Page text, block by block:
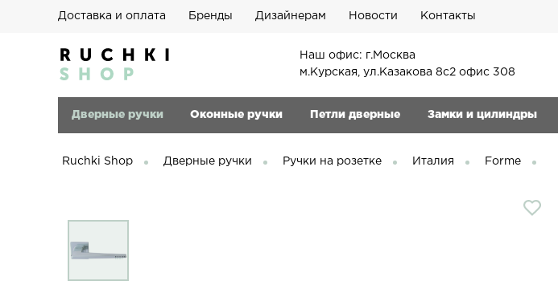
Доставка и оплата Бренды Дизайнерам Новости Контакты
Наш офис: г.Москва
м.Курская, ул.Казакова 8с2 офис 308
Дверные ручки Оконные ручки Петли дверные Замки и цилиндры
Ruchki Shop Дверные ручки Ручки на розетке Италия Forme